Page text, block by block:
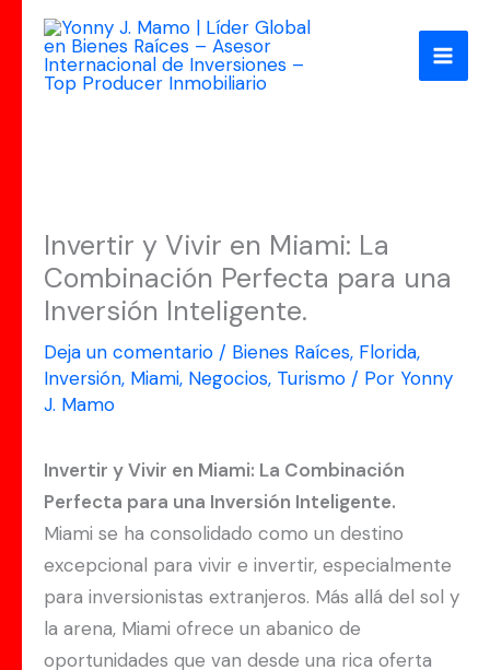
contenido
Invertir y Vivir en Miami: La
Combinación Perfecta para una
Inversión Inteligente.
Deja un comentario / Bienes Raíces, Florida,
Inversión, Miami, Negocios, Turismo / Por Yonny
J. Mamo
Invertir y Vivir en Miami: La Combinación
Perfecta para una Inversión Inteligente.
Miami se ha consolidado como un destino
excepcional para vivir e invertir, especialmente
para inversionistas extranjeros. Más allá del sol y
la arena, Miami ofrece un abanico de
oportunidades que van desde una rica oferta